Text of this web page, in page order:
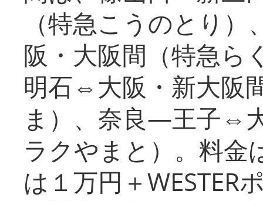
（特急こうのとり
阪・大阪間（特急
明石⇔大阪・新大阪
ま）、奈良―王子⇔
ラクやまと）。料金
は１万円＋WESTER